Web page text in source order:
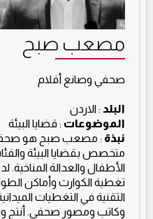
مصعب صبح
صحفي وصانع أفلام
البلد : الاردن
الموضوعات : قضايا البيئة
نبذة : مصعب صبح هو صحفي
متخصص بقضايا البيئة
الأطفال والعدالة المناخية.
تغطية الكوارث وأماكن
التقنية في التغطيات
وكاتب ومصور صحفي. أنتج